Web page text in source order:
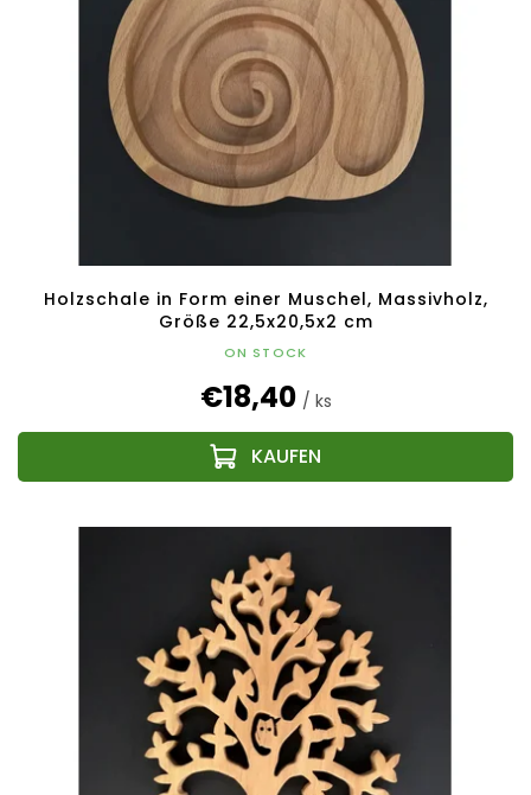
Holzschale in Form einer Muschel, Massivholz,
Größe 22,5x20,5x2 cm
ON STOCK
€18,40 / ks